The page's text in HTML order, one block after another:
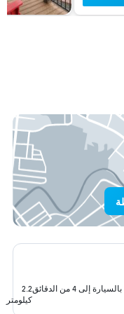
إلى 4 من الدقائق
2.2
كيلومتر